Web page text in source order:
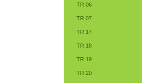
TR 06
TR 07
TR 17
TR 18
TR 19
TR 20